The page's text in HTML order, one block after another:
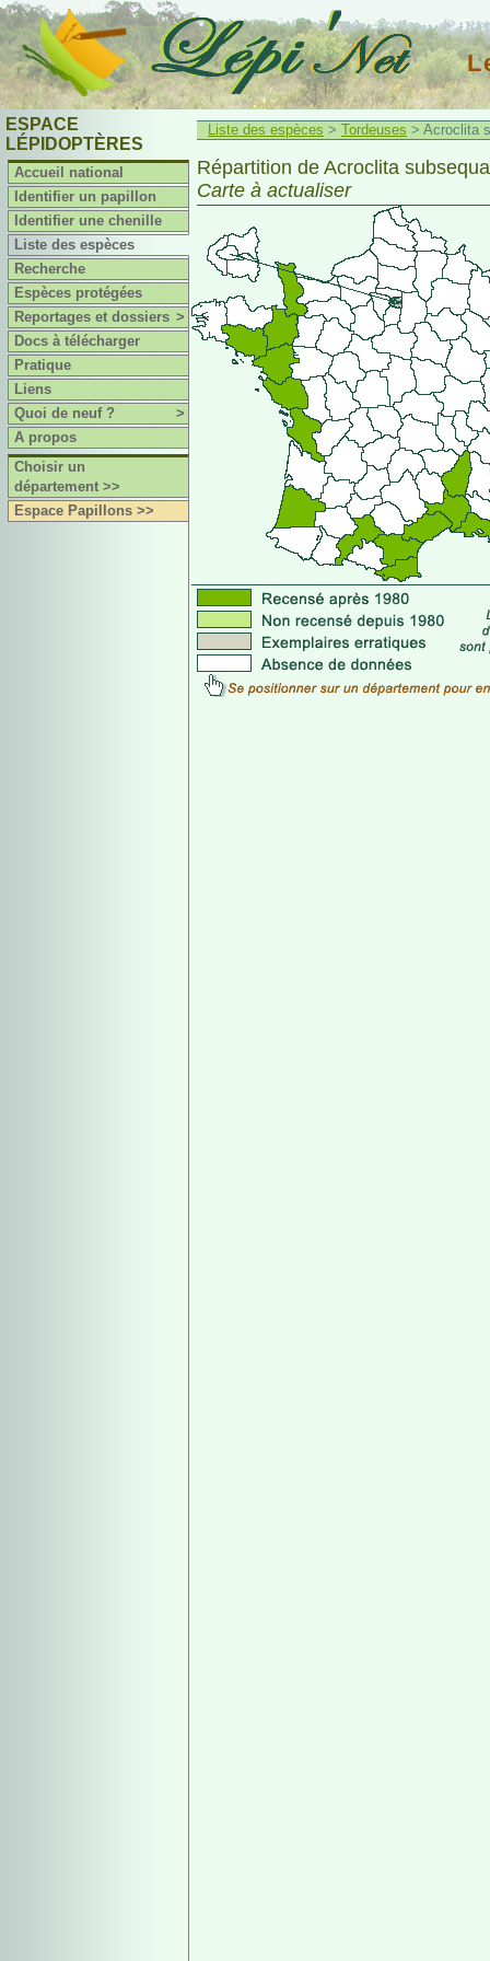
ESPACE
LÉPIDOPTÈRES
Accueil national
Identifier un papillon
Identifier une chenille
Liste des espèces
Recherche
Espèces protégées
Reportages et dossiers >
Docs à télécharger
Pratique
Liens
Quoi de neuf ?
>
A propos
Choisir un
département >>
Espace Papillons >>
Liste des espèces > Tordeuses > Acroclita
Répartition de Acroclita
Carte à actualiser